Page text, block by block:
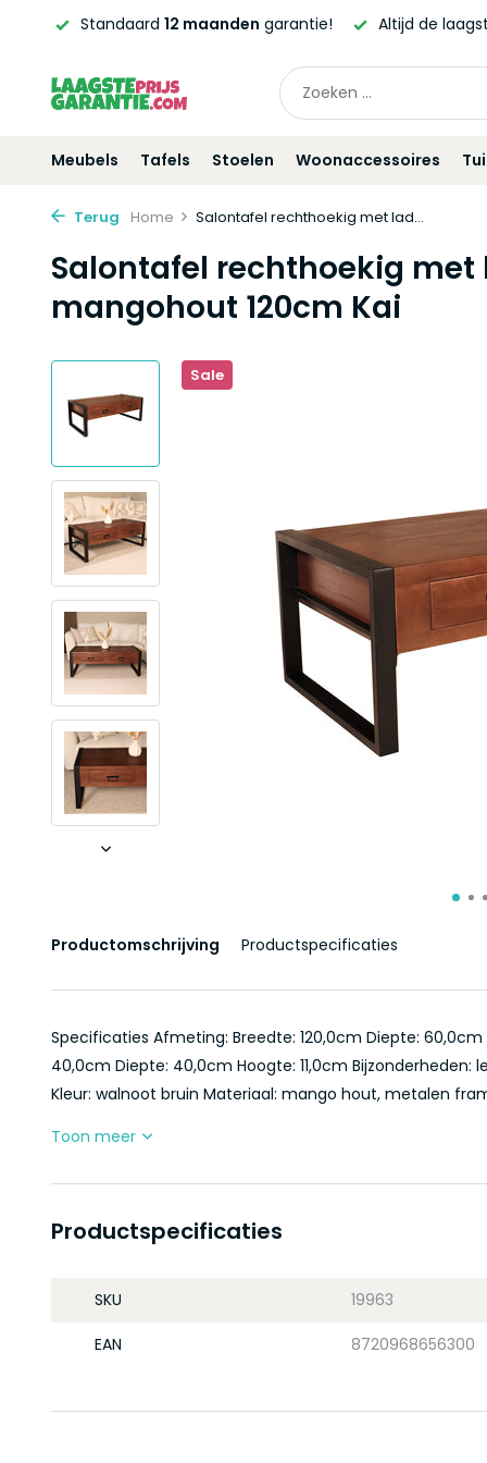
maandengarantie! Altijd de laagste prijsgarantie!
Meubels Tafels Stoelen Woonaccessoires
Terug Home Salontafel rechthoekig met lad...
Salontafel rechthoekig
mangohout 120cm Kai
Sale
Productomschrijving Productspecificaties
Specificaties Afmeting: Breedte: 120,0cm Diepte:
40,0cm Diepte: 40,0cm Hoogte: 11,0cm
Kleur: walnoot bruin Materiaal: mango hout, metalen
Toon meer
Productspecificaties
SKU 19963
EAN 8720968656300